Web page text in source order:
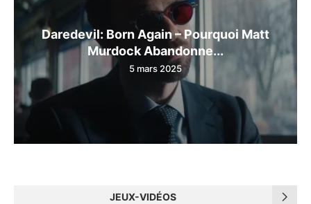
Daredevil: Born Again – Pourquoi Matt
Murdock Abandonne...
5 mars 2025
JEUX-VIDÉOS